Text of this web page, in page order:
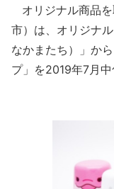
オリジナル商品を
市）は、オリジナ
なかまたち）」か
プ」を2019年7月中